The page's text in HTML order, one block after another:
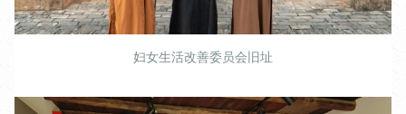
妇女生活改善委员会旧址